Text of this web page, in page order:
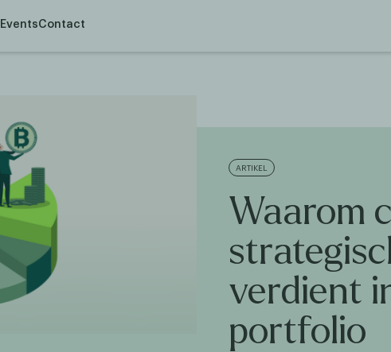
EventsContact
ARTIKEL
Waarom
verdient
portfolio